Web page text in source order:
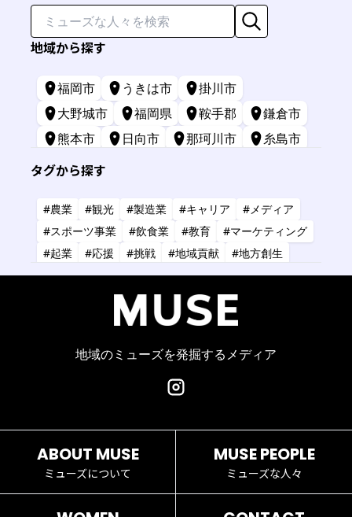
地域から探す
福岡市 うきは市
掛川市
大野城市
福岡県 鞍手郡
鎌倉市
熊本市
日向市 那珂川市
糸島市
苅田町
タグから探す
#農業 #観光 #製造業 #キャリア
#メディア
#スポーツ事業
#飲食業 #教育
#マーケティング
#起業
#応援 #挑戦 #地域貢献
#地方創生
#共創
#健康 #アーティスト #金融
#IT
#タレント #コーチング
#コンサルタント
#商業施設 #小売業 #経営
地域のミューズを発掘するメディア
ABOUT MUSE
ミューズについて
MUSE PEOPLE
ミューズな人々